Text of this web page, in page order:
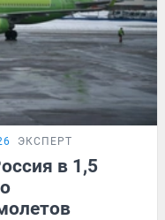
ЭКСПЕРТ
в 1,5